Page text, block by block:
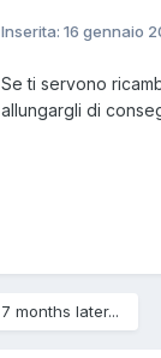
Inserita: 16 gennaio
Se ti servono
allungargli di
7 months later...